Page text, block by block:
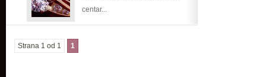
centar...
Strana 1 od 1 1